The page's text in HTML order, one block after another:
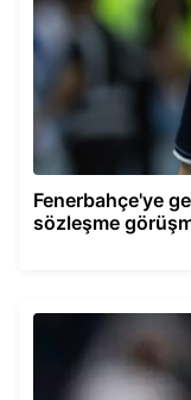
Fenerbahçe'ye
sözleşme